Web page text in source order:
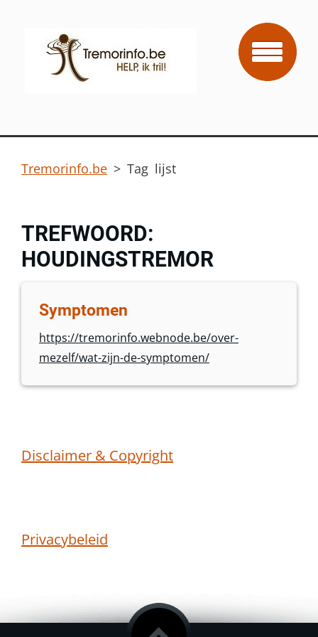
Tremorinfo.be > Tag lijst
TREFWOORD:
HOUDINGSTREMOR
Symptomen
https://tremorinfo.webnode.be/over-
mezelf/wat-zijn-de-symptomen/
Disclaimer & Copyright
Privacybeleid